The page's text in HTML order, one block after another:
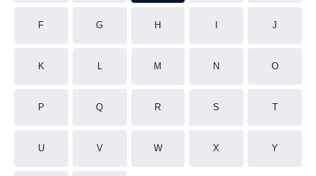
F G H J
K L M N O
P Q R S T
U V W X Y